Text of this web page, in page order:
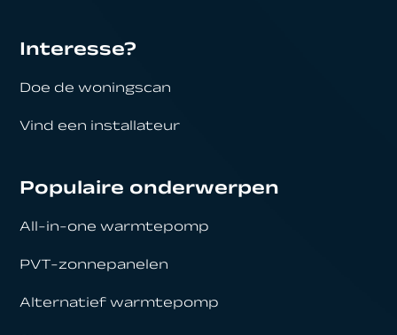
Interesse?
Doe de woningscan
Vind een installateur
Populaire onderwerpen
All-in-one warmtepomp
PVT-zonnepanelen
Alternatief warmtepomp